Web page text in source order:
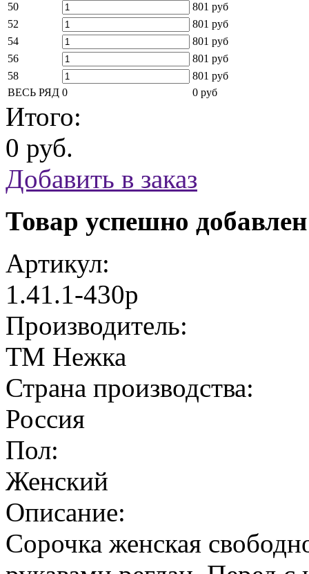
50
801 руб
52
801 руб
54
801 руб
56
801 руб
58
801 руб
ВЕСЬ РЯД 0 0 руб
Итого:
0 руб.
Добавить в заказ
Товар успешно
Артикул:
1.41.1-430р
Производитель:
ТМ Нежка
Страна производства:
Россия
Пол:
Женский
Описание:
Сорочка женская